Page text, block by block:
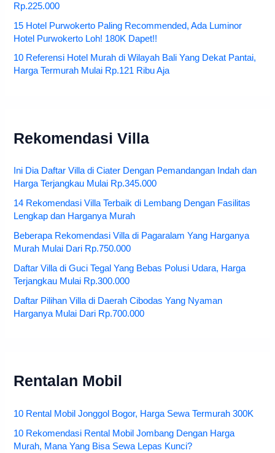
Rp.225.000
15 Hotel Purwokerto Paling Recommended, Ada Luminor
Hotel Purwokerto Loh! 180K Dapet!!
10 Referensi Hotel Murah di Wilayah Bali Yang Dekat Pantai,
Harga Termurah Mulai Rp.121 Ribu Aja
Rekomendasi Villa
Ini Dia Daftar Villa di Ciater Dengan Pemandangan Indah dan
Harga Terjangkau Mulai Rp.345.000
14 Rekomendasi Villa Terbaik di Lembang Dengan Fasilitas
Lengkap dan Harganya Murah
Beberapa Rekomendasi Villa di Pagaralam Yang Harganya
Murah Mulai Dari Rp.750.000
Daftar Villa di Guci Tegal Yang Bebas Polusi Udara, Harga
Terjangkau Mulai Rp.300.000
Daftar Pilihan Villa di Daerah Cibodas Yang Nyaman
Harganya Mulai Dari Rp.700.000
Rentalan Mobil
10 Rental Mobil Jonggol Bogor, Harga Sewa Termurah 300K
10 Rekomendasi Rental Mobil Jombang Dengan Harga
Murah, Mana Yang Bisa Sewa Lepas Kunci?